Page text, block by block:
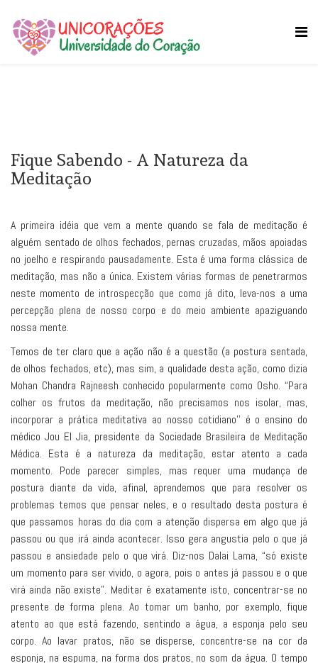
Fique Sabendo - A Natureza da
Meditação
A primeira idéia que vem a mente quando se fala de meditação é
alguém sentado de olhos fechados, pernas cruzadas, mãos apoiadas
no joelho e respirando pausadamente. Esta é uma forma clássica de
meditação, mas não a única. Existem várias formas de penetrarmos
neste momento de introspecção que como já dito, leva-nos a uma
percepção plena de nosso corpo e do meio ambiente apaziguando
nossa mente.
Temos de ter claro que a ação não é a questão (a postura sentada,
de olhos fechados, etc), mas sim, a qualidade desta ação, como dizia
Mohan Chandra Rajneesh conhecido popularmente como Osho. “Para
colher os frutos da meditação, não precisamos nos isolar, mas,
incorporar a prática meditativa ao nosso cotidiano’’ é o ensino do
médico Jou El Jia, presidente da Sociedade Brasileira de Meditação
Médica. Esta é a natureza da meditação, estar atento a cada
momento. Pode parecer simples, mas requer uma mudança de
postura diante da vida, afinal, aprendemos que para resolver os
problemas temos que pensar neles, e o resultado desta postura é
que passamos horas do dia com a atenção dispersa em algo que já
passou ou que irá ainda acontecer. Isso gera angustia pelo o que já
passou e ansiedade pelo o que virá. Diz-nos Dalai Lama, “só existe
um momento para ser vivido, o agora, pois o antes já passou e o que
virá ainda não existe”. Meditar é exatamente isto, concentrar-se no
presente de forma plena. Ao tomar um banho, por exemplo, fique
atento ao que está fazendo, sentindo a água, a esponja pelo seu
corpo. Ao lavar pratos, não se disperse, concentre-se na cor da
esponja, na espuma, na forma dos pratos, no som da água. O tempo